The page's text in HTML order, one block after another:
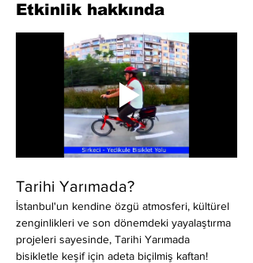
Etkinlik hakkında
Tarihi Yarımada?
İstanbul'un kendine özgü atmosferi, kültürel
zenginlikleri ve son dönemdeki yayalaştırma
projeleri sayesinde, Tarihi Yarımada
bisikletle keşif için adeta biçilmiş kaftan!